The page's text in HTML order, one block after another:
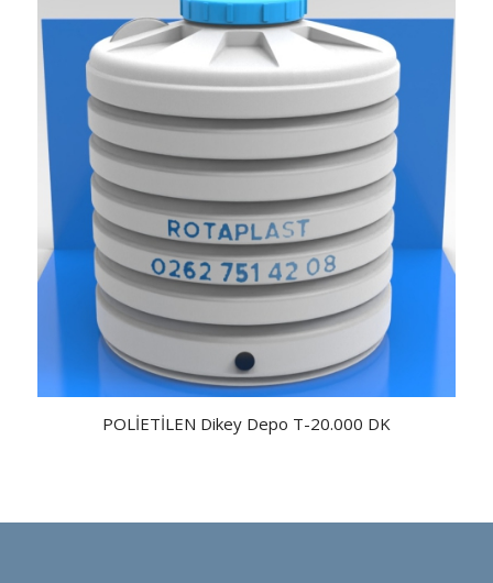
POLİETİLEN Dikey Depo T-20.000 DK